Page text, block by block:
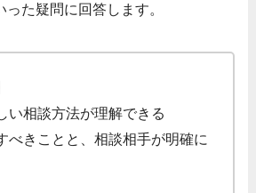
た疑問に回答します。
い相談方法が理解できる
べきことと、相談相手が明確に